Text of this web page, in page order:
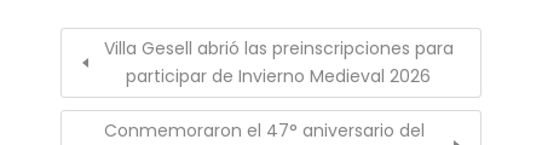
Villa Gesell abrió las preinscripciones para
participar de Invierno Medieval 2026
Conmemoraron el 47° aniversario del